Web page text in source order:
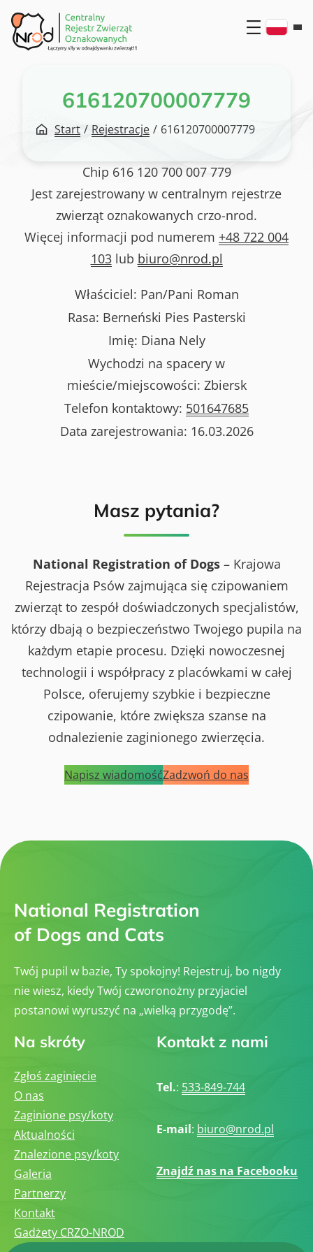
Przejdź
do
treści
616120700007779
Start / Rejestracje / 616120700007779
Chip 616 120 700 007 779
Jest zarejestrowany w centralnym rejestrze
zwierząt oznakowanych crzo-nrod.
Więcej informacji pod numerem +48 722 004
103lub biuro@nrod.pl
Właściciel: Pan/Pani Roman
Rasa: Berneński Pies Pasterski
Imię: Diana Nely
Wychodzi na spacery w
mieście/miejscowości: Zbiersk
Telefon kontaktowy: 501647685
Data zarejestrowania: 16.03.2026
Masz pytania?
National Registration of Dogs– Krajowa
Rejestracja Psów zajmująca się czipowaniem
zwierząt to zespół doświadczonych specjalistów,
którzy dbają o bezpieczeństwo Twojego pupila na
każdym etapie procesu. Dzięki nowoczesnej
technologii i współpracy z placówkami w całej
Polsce, oferujemy szybkie i bezpieczne
czipowanie, które zwiększa szanse na
odnalezienie zaginionego zwierzęcia.
Napisz wiadomośćZadzwoń do nas
National Registration
of Dogs and Cats
Twój pupil w bazie, Ty spokojny! Rejestruj, bo nigdy
nie wiesz, kiedy Twój czworonożny przyjaciel
postanowi wyruszyć na „wielką przygodę”.
Na skróty
Zgłoś zaginięcie
O nas
Zaginione psy/koty
Aktualności
Znalezione psy/koty
Galeria
Partnerzy
Kontakt
Gadżety CRZO-NROD
Kontakt z nami
Tel.: 533-849-744
E-mail: biuro@nrod.pl
Znajdź nas na Facebooku